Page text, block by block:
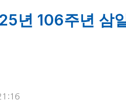
년 106주년 삼